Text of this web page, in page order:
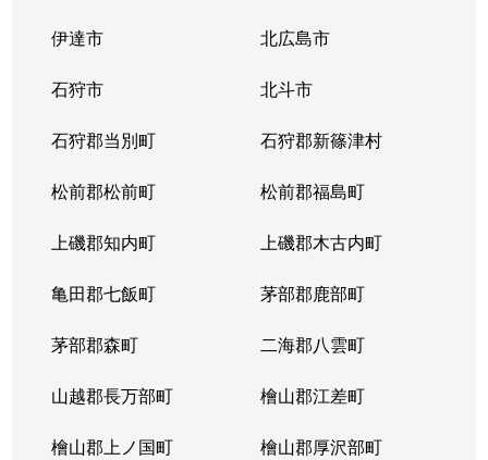
伊達市 北広島市
石狩市 北斗市
石狩郡当別町 石狩郡新篠津村
松前郡松前町 松前郡福島町
上磯郡知内町 上磯郡木古内町
亀田郡七飯町 茅部郡鹿部町
茅部郡森町 二海郡八雲町
山越郡長万部町 檜山郡江差町
檜山郡上ノ国町 檜山郡厚沢部町